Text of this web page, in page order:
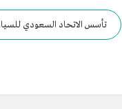
تأسس الاتحاد السعودي